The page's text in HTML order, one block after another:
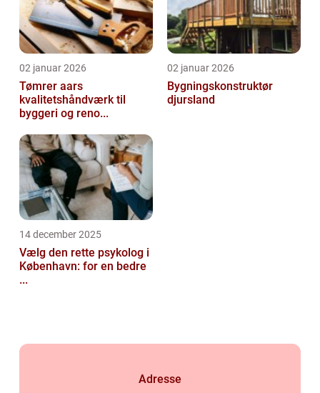
02 januar 2026
Tømrer aars
kvalitetshåndværk til
byggeri og reno...
02 januar 2026
Bygningskonstruktør
djursland
14 december 2025
Vælg den rette psykolog i
København: for en bedre
...
Adresse